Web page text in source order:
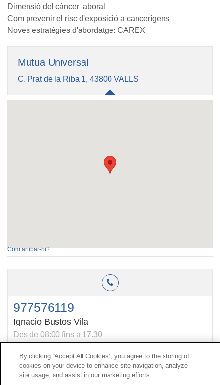
Dimensió del càncer laboral
Com prevenir el risc d'exposició a cancerígens
Noves estratègies d'abordatge: CAREX
Mutua Universal
C. Prat de la Riba 1, 43800 VALLS
Com arribar-hi?
977576119
Ignacio Bustos Vila
Des de 08:00 fins a 17.30
Contacte |Perfil del contractant|Reclamacions
Línia Universal 900 203 203
Zona Privada Comissió de
By clicking “Accept All Cookies”, you agree to the storing of
cookies on your device to enhance site navigation, analyze
site usage, and assist in our marketing efforts.